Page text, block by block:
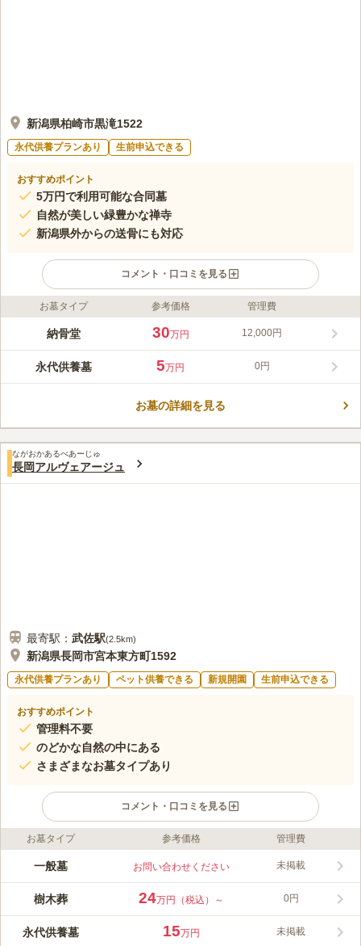
新潟県柏崎市黒滝1522
永代供養プランあり 生前申込できる
おすすめポイント
5万円で利用可能な合同墓
自然が美しい緑豊かな禅寺
新潟県外からの送骨にも対応
コメント・口コミを見る
ライフドット編集部のコメント
龍雲寺 地蔵尊合同墓は、柏崎市黒滝にある曹洞宗のお寺「龍雲
寺で、豊かな自然・季節の花々と、趣ある本堂に大きな魅力があ
ります。地蔵尊合同墓は、その名の通り大きなお地蔵様の下で眠
忌供養を個別で行うプランも用意されています。本堂内にロッカ
この霊園はまだ誰からも評価されていません。
お墓タイプ 参考価格 管理費
納骨堂 30万円 12,000円
永代供養墓 5万円 0円
お墓の詳細を見る
ながおかあるべあーじゅ
長岡アルヴェアージュ
最寄駅： 武佐駅(2.5km)
新潟県長岡市宮本東方町1592
永代供養プランあり ペット供養できる 新規開園 生前申込できる
おすすめポイント
管理料不要
のどかな自然の中にある
さまざまなお墓タイプあり
コメント・口コミを見る
ライフドット編集部のコメント
約500年の歴史を持つ、長福寺の境内にある樹木葬墓地です。長
できてよかった」「またお参りしたい」というお寺を目指してい
ます。境内には一般墓、永代供養墓、樹木葬があり、樹木葬はペ
れるため、他の方の遺骨と混ざることはありません。さらに、強
お墓タイプ 参考価格 管理費
一般墓 お問い合わせください 未掲載
樹木葬 24万円（税込）～ 0円
永代供養墓 15万円 未掲載